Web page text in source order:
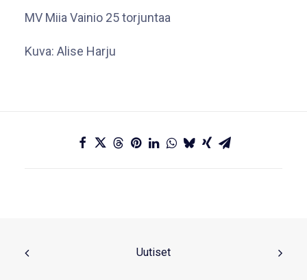
MV Miia Vainio 25 torjuntaa
Kuva: Alise Harju
Uutiset